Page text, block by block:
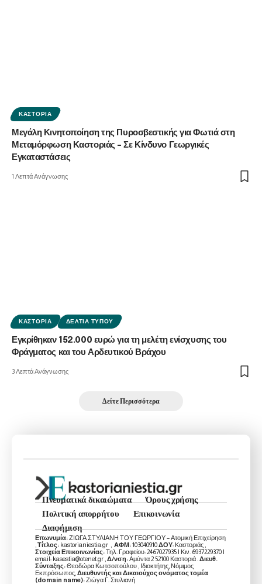
ΚΑΣΤΟΡΙΆ
Μεγάλη Κινητοποίηση της Πυροσβεστικής για Φωτιά στη
Μεταμόρφωση Καστοριάς – Σε Κίνδυνο Γεωργικές
Εγκαταστάσεις
1 Λεπτά Ανάγνωσης
ΚΑΣΤΟΡΙΆ ΔΕΛΤΊΑ ΤΎΠΟΥ
Εγκρίθηκαν 152.000 ευρώ για τη μελέτη ενίσχυσης του
Φράγματος και του Αρδευτικού Βράχου
3 Λεπτά Ανάγνωσης
Δείτε Περισσότερα
Πνευματικά δικαιώματα
Όρους χρήσης
Πολιτική απορρήτου
Επικοινωνία
Διαφήμιση
Επωνυμία:ΖΙΩΓΑ ΣΤΥΛΙΑΝΗ ΤΟΥ ΓΕΩΡΓΙΟΥ – Ατομική Επιχείρηση
Τίτλος: kastorianiestia.gr , ΑΦΜ:103040910ΔΟΥ: Καστοριάς ,
Στοιχεία Επικοινωνίας:Τηλ. Γραφείου: 2467027935 | Κιν. 6937229370 |
email: kasestia@otenet.gr , Δ/νση:Αμύντα 2 52100 Καστοριά . Διευθ.
Σύνταξης:Θεοδώρα Κωτσοπούλου , Ιδιοκτήτης, Νόμιμος
Εκπρόσωπος, Διευθυντής και Δικαιούχος ονόματος τομέα
(domain name):Ζιώγα Γ. Στυλιανή